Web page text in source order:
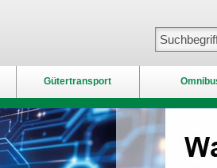
Gütertransport